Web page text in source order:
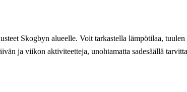
Skogbyn alueelle. Voit tarkastella lämpötilaa,
ja viikon aktiviteetteja, unohtamatta sadesäällä